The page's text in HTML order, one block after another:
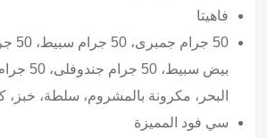
فاهيتا
50 جرام
بيض سبيط، 50 جرام
البحر، مكرونة بالمشروم، سلطة، خبز،
سي فود المميزة